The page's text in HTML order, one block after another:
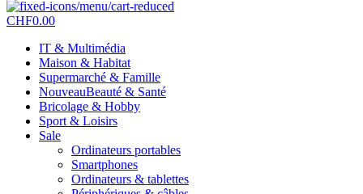
CHF0.00
IT & Multimédia
Maison & Habitat
Supermarché & Famille
NouveauBeauté & Santé
Bricolage & Hobby
Sport & Loisirs
Sale
Ordinateurs portables
Smartphones
Ordinateurs & tablettes